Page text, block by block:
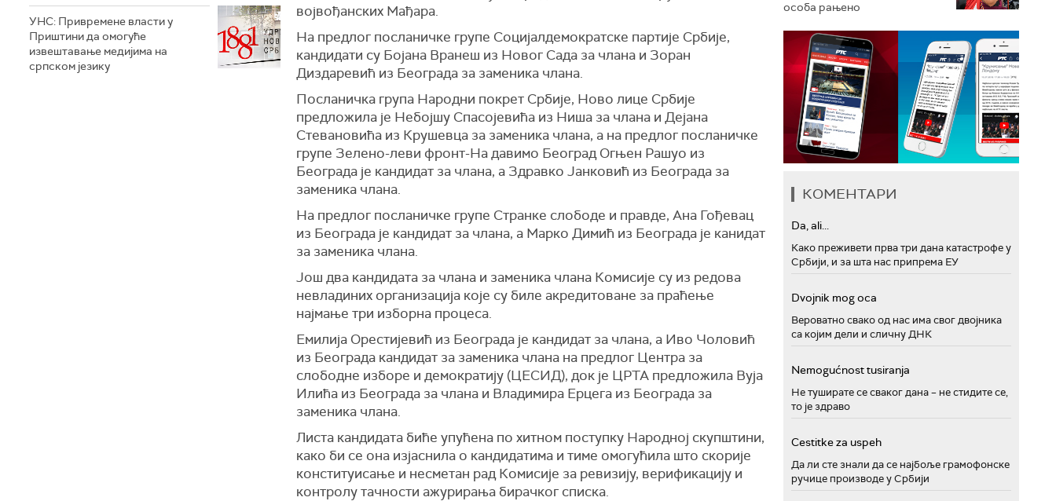
УНС: Привремене власти у
Приштини да омогуће
извештавање медијима на
српском језику
војвођанских Мађара.
На предлог посланичке групе Социјалдемократске партије Србије,
кандидати су Бојана Вранеш из Новог Сада за члана и Зоран
Диздаревић из Београда за заменика члана.
Посланичка група Народни покрет Србије, Ново лице Србије
предложила је Небојшу Спасојевића из Ниша за члана и Дејана
Стевановића из Крушевца за заменика члана, а на предлог посланичке
групе Зелено-леви фронт-На давимо Београд Огњен Рашуо из
Београда је кандидат за члана, а Здравко Јанковић из Београда за
заменика члана.
На предлог посланичке групе Странке слободе и правде, Ана Гођевац
из Београда је кандидат за члана, а Марко Димић из Београда је канидат
за заменика члана.
Још два кандидата за члана и заменика члана Комисије су из редова
невладиних организација које су биле акредитоване за праћење
најмање три изборна процеса.
Емилија Орестијевић из Београда је кандидат за члана, а Иво Чоловић
из Београда кандидат за заменика члана на предлог Центра за
слободне изборе и демократију (ЦЕСИД), док је ЦРТА предложила Вуја
Илића из Београда за члана и Владимира Ерцега из Београда за
заменика члана.
Листа кандидата биће упућена по хитном поступку Народној скупштини,
како би се она изјаснила о кандидатима и тиме омогућила што скорије
конституисање и несметан рад Комисије за ревизију, верификацију и
контролу тачности ажурирања бирачког списка.
особа рањено
КОМЕНТАРИ
Da, ali...
Како преживети прва три дана катастрофе у
Србији, и за шта нас припрема ЕУ
Dvojnik mog oca
Вероватно свако од нас има свог двојника
са којим дели и сличну ДНК
Nemogućnost tusiranja
Не туширате се сваког дана – не стидите се,
то је здраво
Cestitke za uspeh
Да ли сте знали да се најбоље грамофонске
ручице производе у Србији